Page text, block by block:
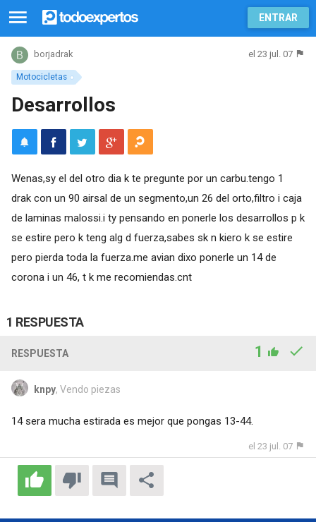
ENTRAR
Motocicletas
borjadrak el 23 jul. 07
Desarrollos
Wenas,sy el del otro dia k te pregunte por un carbu.tengo 1
drak con un 90 airsal de un segmento,un 26 del orto,filtro i caja
de laminas malossi.i ty pensando en ponerle los desarrollos p k
se estire pero k teng alg d fuerza,sabes sk n kiero k se estire
pero pierda toda la fuerza.me avian dixo ponerle un 14 de
corona i un 46, t k me recomiendas.cnt
1 RESPUESTA
RESPUESTA 1
knpy, Vendo piezas
14 sera mucha estirada es mejor que pongas 13-44.
el 23 jul. 07